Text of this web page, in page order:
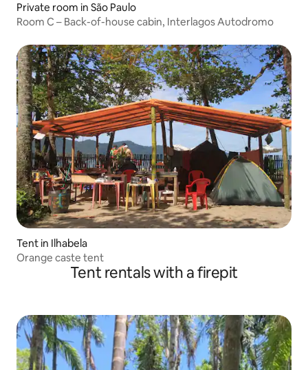
Private room in São Paulo
Room C – Back-of-house cabin, Interlagos Autodromo
Tent in Ilhabela
Orange caste tent
Tent rentals with a firepit